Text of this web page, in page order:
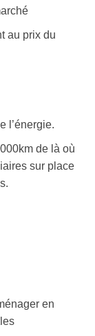
au prix du
l’énergie.
de là où
sur place
en